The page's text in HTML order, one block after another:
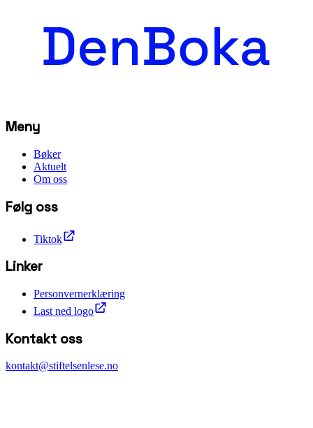
Meny
Bøker
Aktuelt
Om oss
Følg oss
Tiktok
Linker
Personvernerklæring
Last ned logo
Kontakt oss
kontakt@stiftelsenlese.no